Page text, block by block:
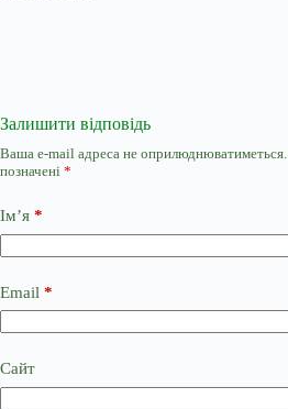
Залишити відповідь
Ваша e-mail адреса не оприлюднюватиметься.
позначені *
Ім’я *
Email *
Сайт